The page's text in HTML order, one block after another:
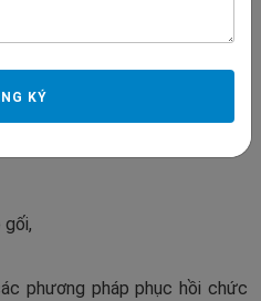
gối,
phương pháp phục hồi chức
KÝ